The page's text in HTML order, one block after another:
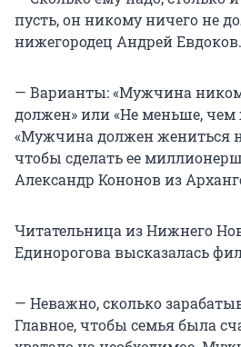
пусть, он никому ничего не
нижегородец Андрей Евдоков.
— Варианты: «Мужчина
должен» или «Не меньше,
«Мужчина должен жениться
чтобы сделать ее
Александр Кононов из
Читательница из Нижнего
Единорогова высказалась
— Неважно, сколько
Главное, чтобы семья была